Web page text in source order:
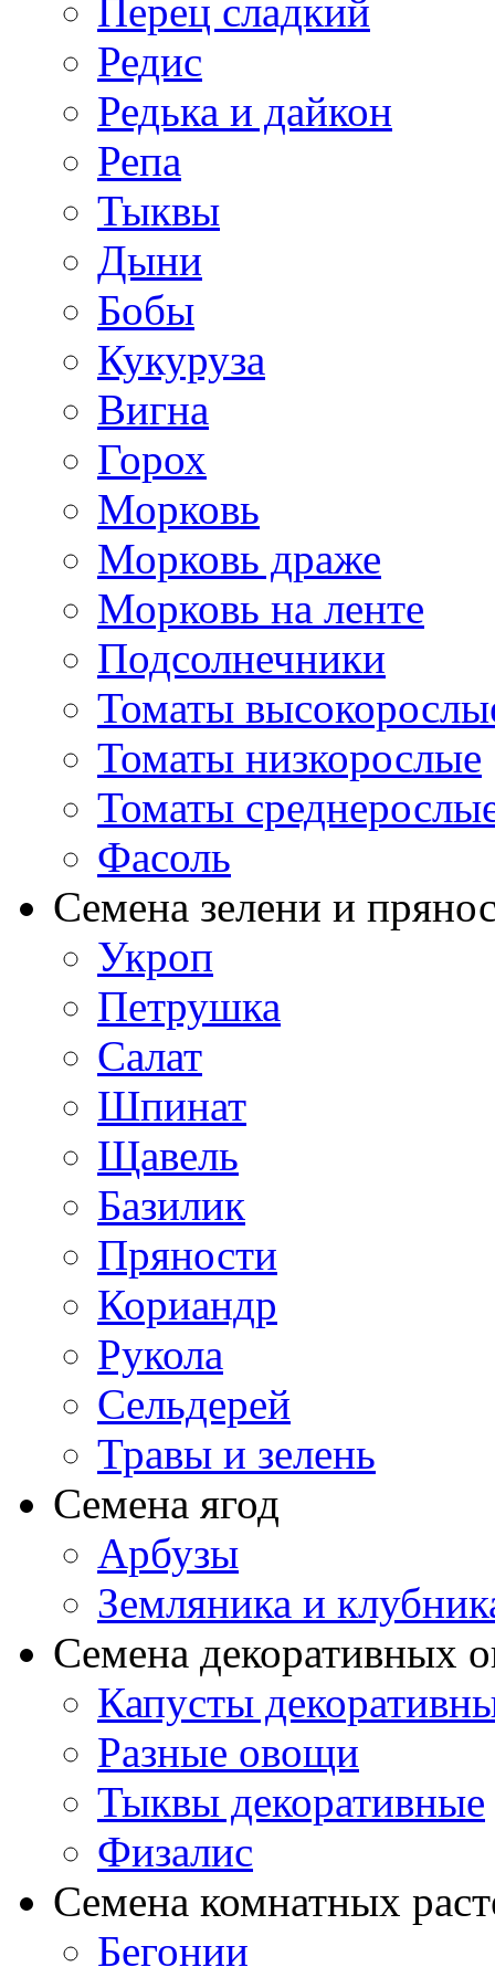
Перец сладкий
Редис
Редька и дайкон
Репа
Тыквы
Дыни
Бобы
Кукуруза
Вигна
Горох
Морковь
Морковь драже
Морковь на ленте
Подсолнечники
Томаты
Томаты низкорослые
Томаты
Фасоль
Семена зелени и
Укроп
Петрушка
Салат
Шпинат
Щавель
Базилик
Пряности
Кориандр
Рукола
Сельдерей
Травы и зелень
Семена ягод
Арбузы
Земляника и
Семена декоративных
Капусты
Разные овощи
Тыквы декоративные
Физалис
Семена комнатных
Бегонии